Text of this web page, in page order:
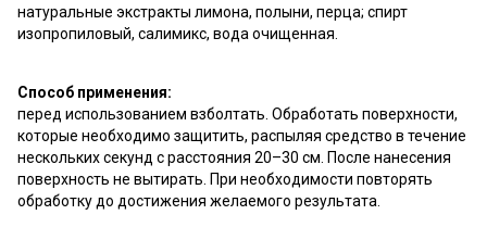
натуральные экстракты лимона, полыни, перца; спирт
изопропиловый, салимикс, вода очищенная.
Способ применения:
перед использованием взболтать. Обработать поверхности,
которые необходимо защитить, распыляя средство в течение
нескольких секунд с расстояния 20–30 см. После нанесения
поверхность не вытирать. При необходимости повторять
обработку до достижения желаемого результата.